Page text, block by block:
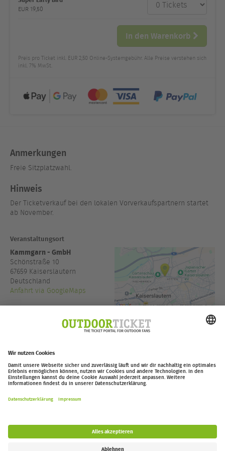
und Preis
EUR 19,50
In den Warenkorb
Preis pro Ticket inkl. EUR 2,50 Online-Systemgebühr. Alle Preise verstehen sich
inkl. 7% MwSt.
Anmerkungen
Freie Sitzplatzwahl.
Hinweis
Der Ticketverkauf bei den lokalen Vorverkaufspartnern startet
ab November.
Veranstaltungsort
Kammgarn - GmbH
Schönstraße 10
67659 Kaiserslautern
Deutschland
Anfahrt via GoogleMaps
www.kammgarn.de
outdoor-ticket.net– Ein Projekt von
Barrierefreiheitserklärung